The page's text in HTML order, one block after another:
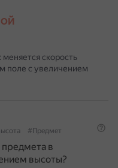
меняется скорость
поле с увеличением
#Предмет
предмета в
высоты?